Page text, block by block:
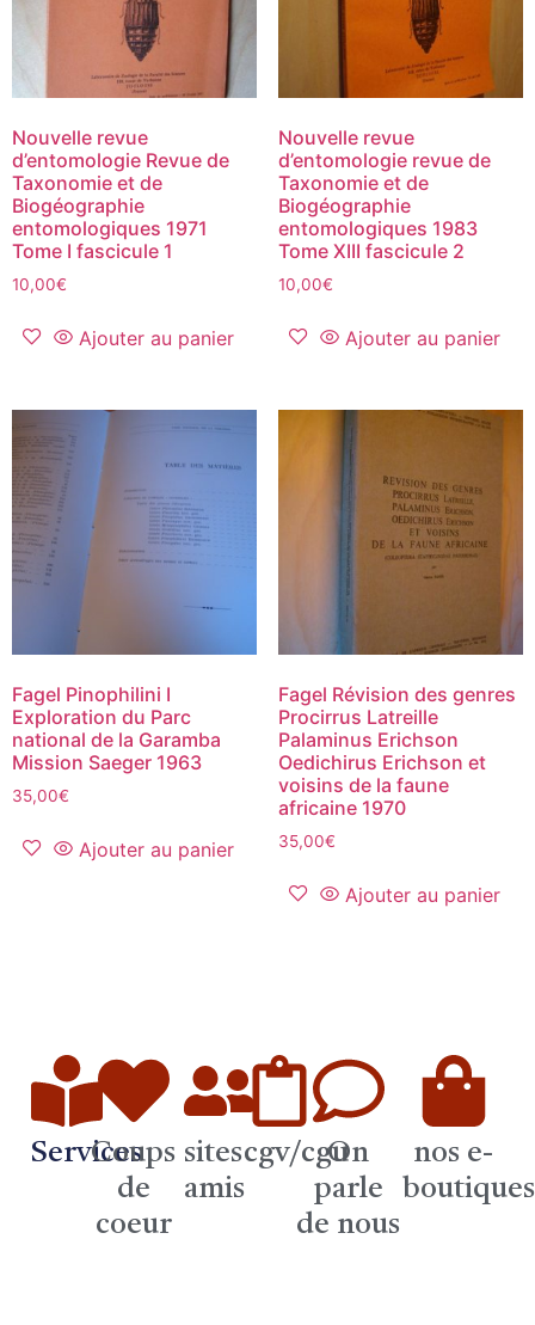
Nouvelle revue
d’entomologie Revue de
Taxonomie et de
Biogéographie
entomologiques 1971
Tome I fascicule 1
10,00€
Ajouter au panier
Nouvelle revue
d’entomologie revue de
Taxonomie et de
Biogéographie
entomologiques 1983
Tome XIII fascicule 2
10,00€
Ajouter au panier
Fagel Pinophilini I
Exploration du Parc
national de la Garamba
Mission Saeger 1963
35,00€
Ajouter au panier
Fagel Révision des genres
Procirrus Latreille
Palaminus Erichson
Oedichirus Erichson et
voisins de la faune
africaine 1970
35,00€
Ajouter au panier
Services
Coups
de
coeur
sites
amis
cgv/cguOn
parle
de nous
nos e-
boutiques